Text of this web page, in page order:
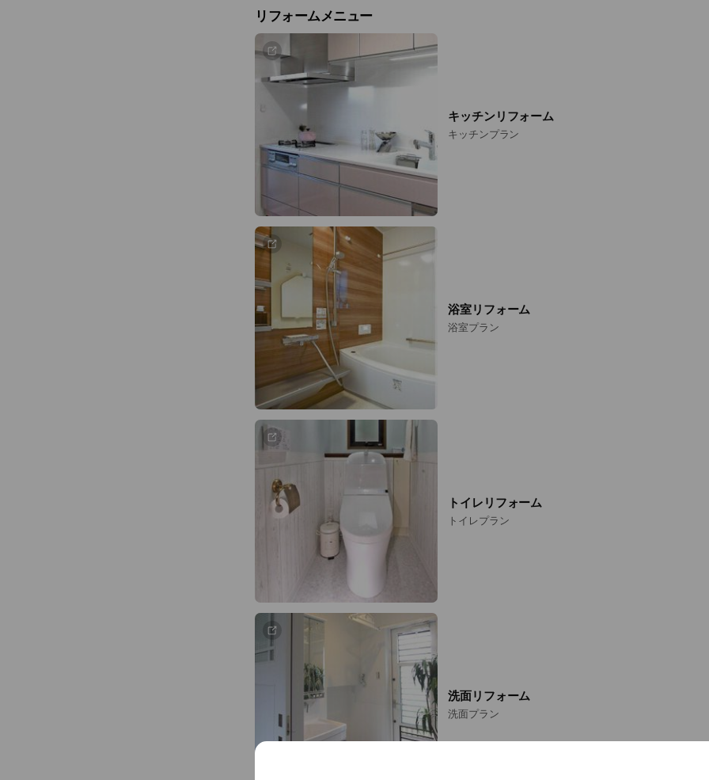
④ご予算
⑤現場ご住所(任意)
⑥ご連絡先(任意)
【お問合せ対応時間】
10:00～17:30
対応時間外のご相談につきましては、翌日10:00以降の対応となりますのでご了承くだ
リフォームメニュー
キッチンリフォーム
キッチンプラン
浴室リフォーム
浴室プラン
トイレリフォーム
トイレプラン
洗面リフォーム
洗面プラン